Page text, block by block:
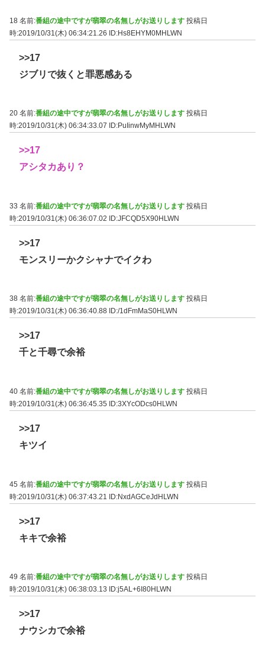
18 名前:番組の途中ですが翡翠の名無しがお送りします 投稿日
時:2019/10/31(木) 06:34:21.26 ID:Hs8EHYM0MHLWN
>>17
ジブリで抜くと罪悪感ある
20 名前:番組の途中ですが翡翠の名無しがお送りします 投稿日
時:2019/10/31(木) 06:34:33.07
ID:PuIinwMyMHLWN
>>17
アシタカあり？
33 名前:番組の途中ですが翡翠の名無しがお送りします 投稿日
時:2019/10/31(木) 06:36:07.02 ID:JFCQD5X90HLWN
>>17
モンスリーかクシャナでイクわ
38 名前:番組の途中ですが翡翠の名無しがお送りします 投稿日
時:2019/10/31(木) 06:36:40.88 ID:/1dFmMaS0HLWN
>>17
千と千尋で余裕
40 名前:番組の途中ですが翡翠の名無しがお送りします 投稿日
時:2019/10/31(木) 06:36:45.35
ID:3XYcODcs0HLWN
>>17
キツイ
45 名前:番組の途中ですが翡翠の名無しがお送りします 投稿日
時:2019/10/31(木) 06:37:43.21 ID:NxdAGCeJdHLWN
>>17
キキで余裕
49 名前:番組の途中ですが翡翠の名無しがお送りします 投稿日
時:2019/10/31(木) 06:38:03.13
ID:j5AL+6I80HLWN
>>17
ナウシカで余裕